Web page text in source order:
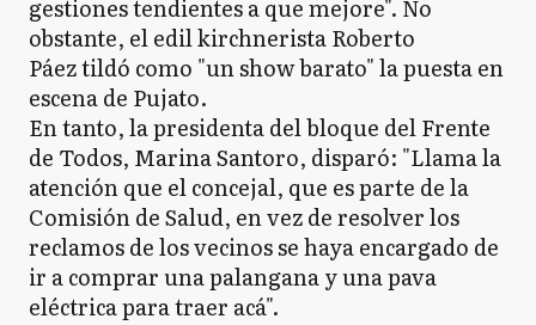
gestiones tendientes a que mejore". No
obstante, el edil kirchnerista Roberto
Páez tildó como "un show barato" la puesta en
escena de Pujato.
En tanto, la presidenta del bloque del Frente
de Todos, Marina Santoro, disparó: "Llama la
atención que el concejal, que es parte de la
Comisión de Salud, en vez de resolver los
reclamos de los vecinos se haya encargado de
ir a comprar una palangana y una pava
eléctrica para traer acá".